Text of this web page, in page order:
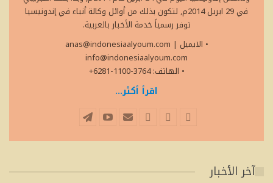
في 29 ابريل 2014م, لتكون بذلك من أوائل وكالة أنباء في إندونيسيا
توفر رسمياً خدمة الأخبار بالعربية.
• الايميل
anas@indonesiaalyoum.com |
info@indonesiaalyoum.com
• الهاتف: 3764-1100-6281+
اقرأ أكثر...
آخر الأخبار